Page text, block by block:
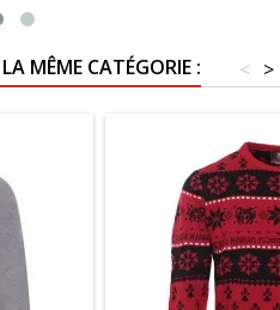
MÊME CATÉGORIE : >
<